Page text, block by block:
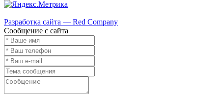
Разработка сайта — Red Company
Сообщение с сайта